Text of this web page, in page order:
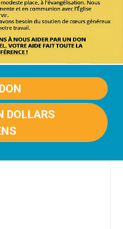
DOLLARS